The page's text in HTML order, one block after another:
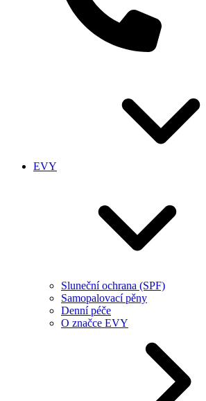
EVY
Sluneční ochrana (SPF)
Samopalovací pěny
Denní péče
O značce EVY